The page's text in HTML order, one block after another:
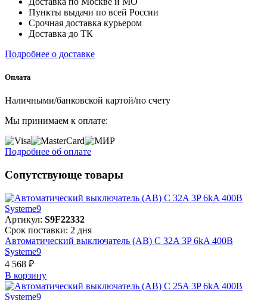
Пункты выдачи по всей России
Срочная доставка курьером
Доставка до ТК
Подробнее о доставке
Оплата
Наличными/банковской картой/по счету
Мы принимаем к оплате:
Подробнее об оплате
Сопутствующе товары
Артикул: S9F22332
Срок поставки: 2 дня
Автоматический выключатель (АВ) C 32A 3P 6kA 400В
Systeme9
4 568 ₽
В корзинy